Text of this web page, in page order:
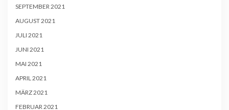
SEPTEMBER 2021
AUGUST 2021
JULI 2021
JUNI 2021
MAI 2021
APRIL 2021
MÄRZ 2021
FEBRUAR 2021